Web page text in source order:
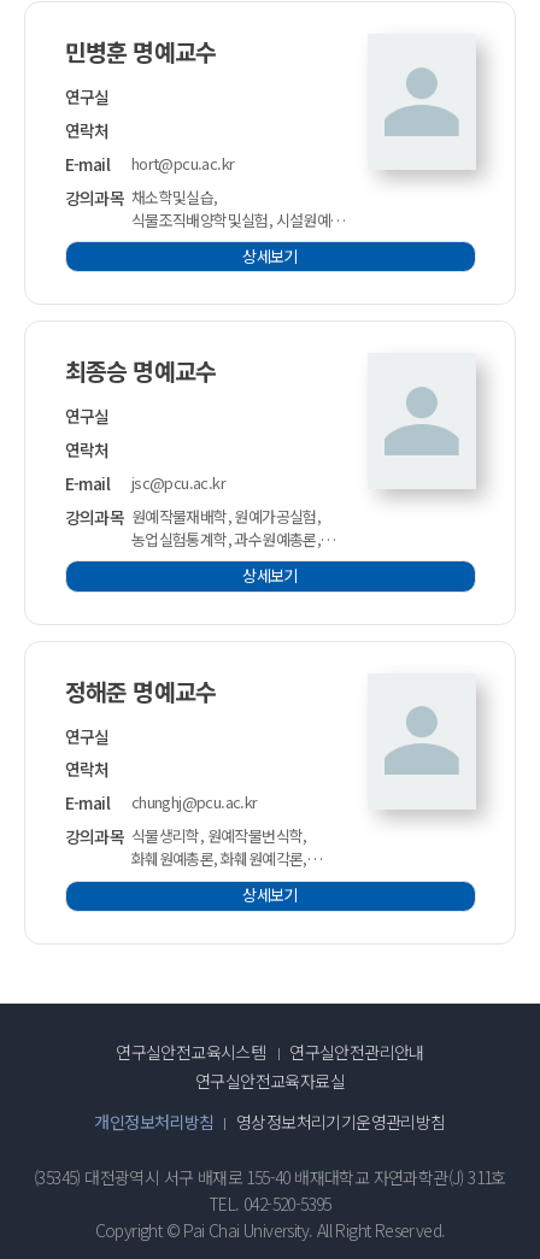
민병훈 명예교수
연구실
연락처
E-mail
hort@pcu.ac.kr
강의과목 채소학및실습,
식물조직배양학및실험, 시설원예학,
유전학
상세보기
최종승 명예교수
연구실
연락처
E-mail
jsc@pcu.ac.kr
강의과목 원예작물재배학, 원예가공실험,
농업실험통계학, 과수원예총론,
과수원예각론, 원예산물저장학,
수확후관리학, 저장가공실험
상세보기
정해준 명예교수
연구실
연락처
E-mail
chunghj@pcu.ac.kr
강의과목 식물생리학, 원예작물번식학,
화훼원예총론, 화훼원예각론,
가정원예(교양)
상세보기
연구실안전교육시스템
연구실안전관리안내
연구실안전교육자료실
개인정보처리방침
영상정보처리기기운영관리방침
(35345) 대전광역시 서구 배재로 155-40 배재대학교 자연과학관(J) 311호
TEL. 042-520-5395
Copyright © Pai Chai University. All Right Reserved.